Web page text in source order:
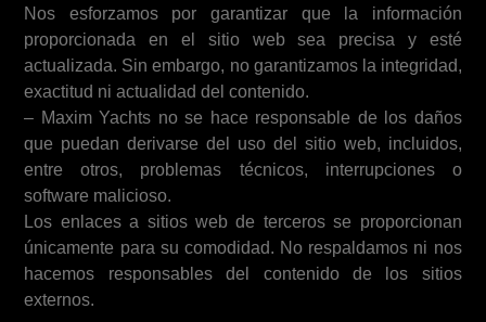
Nos esforzamos por garantizar que la información
proporcionada en el sitio web sea precisa y esté
actualizada. Sin embargo, no garantizamos la integridad,
exactitud ni actualidad del contenido.
– Maxim Yachts no se hace responsable de los daños
que puedan derivarse del uso del sitio web, incluidos,
entre otros, problemas técnicos, interrupciones o
software malicioso.
Los enlaces a sitios web de terceros se proporcionan
únicamente para su comodidad. No respaldamos ni nos
hacemos responsables del contenido de los sitios
externos.